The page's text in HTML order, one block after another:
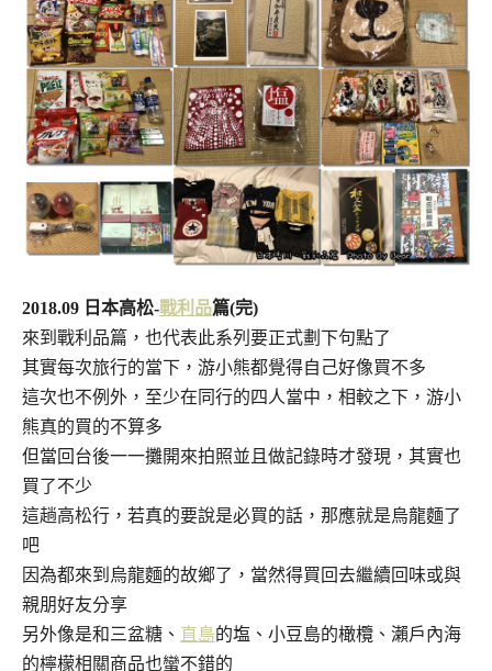
2018.09 日本高松-戰利品篇(完)
來到戰利品篇，也代表此系列要正式劃下句點了
其實每次旅行的當下，游小熊都覺得自己好像買不多
這次也不例外，至少在同行的四人當中，相較之下，游小
熊真的買的不算多
但當回台後一一攤開來拍照並且做記錄時才發現，其實也
買了不少
這趟高松行，若真的要說是必買的話，那應就是烏龍麵了
吧
因為都來到烏龍麵的故鄉了，當然得買回去繼續回味或與
親朋好友分享
另外像是和三盆糖、 直島的塩、小豆島的橄欖、瀨戶內海
的檸檬相關商品也蠻不錯的